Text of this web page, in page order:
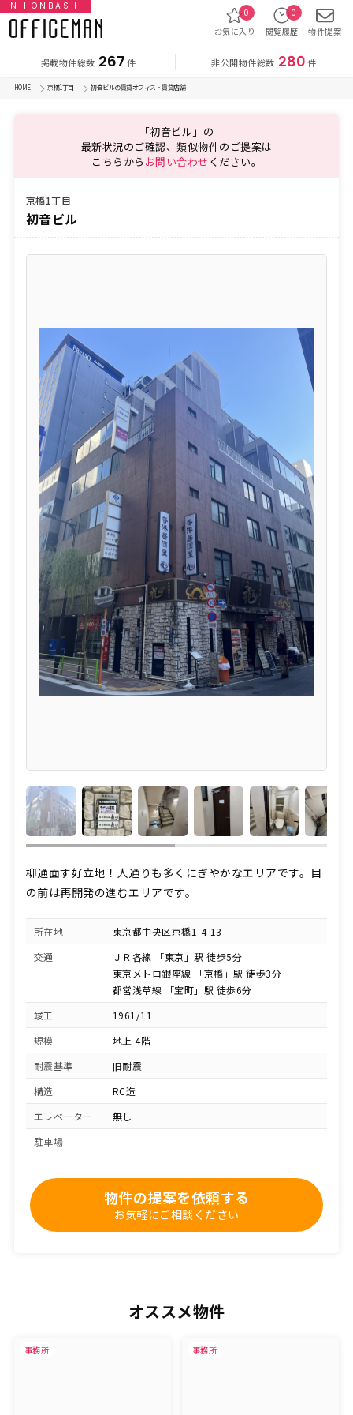
NIHONBASHI
掲載物件総数 267 件 非公開物件総数 280 件
お気に入り
0
閲覧履歴
0
物件提案
HOME 京橋1丁目 初音ビルの賃貸オフィス・賃貸店舗
「初音ビル」の
最新状況のご確認、類似物件のご提案は
こちらから お問い合わせ ください。
京橋1丁目
初音ビル
柳通面す好立地！人通りも多くにぎやかなエリアです。目
の前は再開発の進むエリアです。
所在地
東京都中央区京橋1-4-13
交通
ＪＲ各線 「東京」駅 徒歩5分
東京メトロ銀座線 「京橋」駅 徒歩3分
都営浅草線 「宝町」駅 徒歩6分
竣工
1961/11
規模
地上 4階
耐震基準
旧耐震
構造
RC造
エレベーター
無し
駐車場
-
物件の提案を依頼する
お気軽にご相談ください
オススメ物件
事務所 事務所